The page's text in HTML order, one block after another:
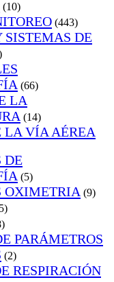
(10)
(443)
SISTEMAS DE
(66)
LA
(14)
LA VÍA AÉREA
DE
(5)
OXIMETRIA (9)
PARÁMETROS
(2)
RESPIRACIÓN